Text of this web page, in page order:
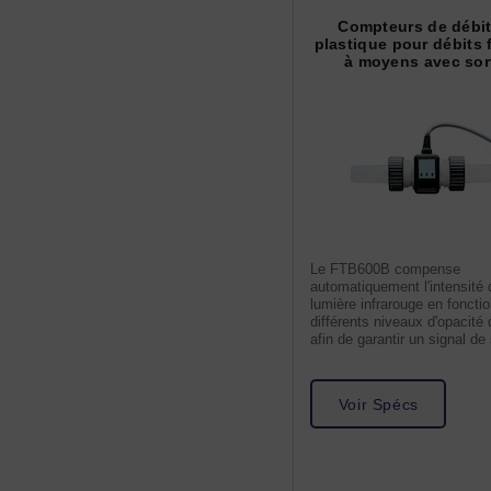
Compteurs de
plastique pour débits
à moyens avec
Le FTB600B compense
automatiquement l'intensité
lumière infrarouge en
différents niveaux d'opacité
afin de garantir un signal de
Voir Spécs